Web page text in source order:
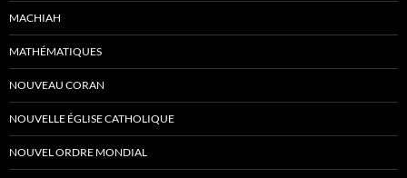
MACHIAH
MATHÉMATIQUES
NOUVEAU CORAN
NOUVELLE ÉGLISE CATHOLIQUE
NOUVEL ORDRE MONDIAL